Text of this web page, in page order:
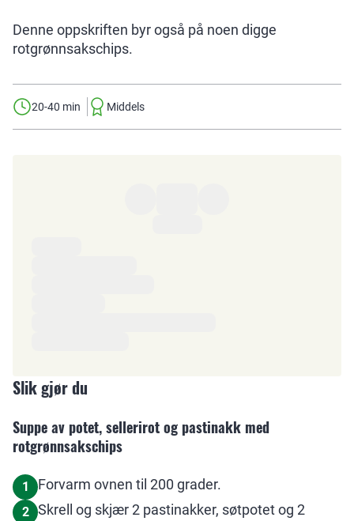
Denne oppskriften byr også på noen digge
rotgrønnsakschips.
20-40 min Middels
Slik gjør du
Suppe av potet, sellerirot og pastinakk med
rotgrønnsakschips
1 Forvarm ovnen til 200 grader.
2
Skrell og skjær 2 pastinakker, søtpotet og 2